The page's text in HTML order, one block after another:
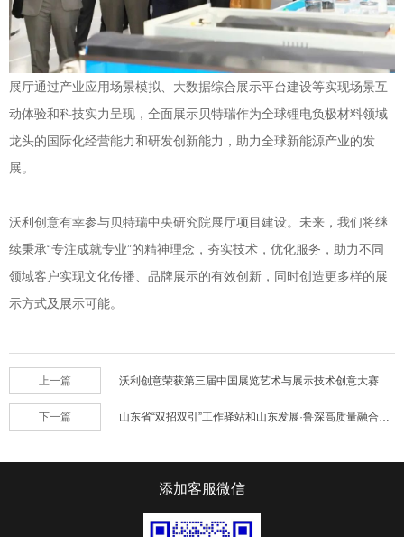
展厅通过产业应用场景模拟、大数据综合展示平台建设等实现场景互
动体验和科技实力呈现，全面展示贝特瑞作为全球锂电负极材料领域
龙头的国际化经营能力和研发创新能力，助力全球新能源产业的发
展。
沃利创意有幸参与贝特瑞中央研究院展厅项目建设。未来，我们将继
续秉承“专注成就专业”的精神理念，夯实技术，优化服务，助力不同
领域客户实现文化传播、品牌展示的有效创新，同时创造更多样的展
示方式及展示可能。
上一篇 沃利创意荣获第三届中国展览艺术与展示技术创意大赛双项大奖
下一篇 山东省“双招双引”工作驿站和山东发展·鲁深高质量融合发展中心正式揭牌
添加客服微信